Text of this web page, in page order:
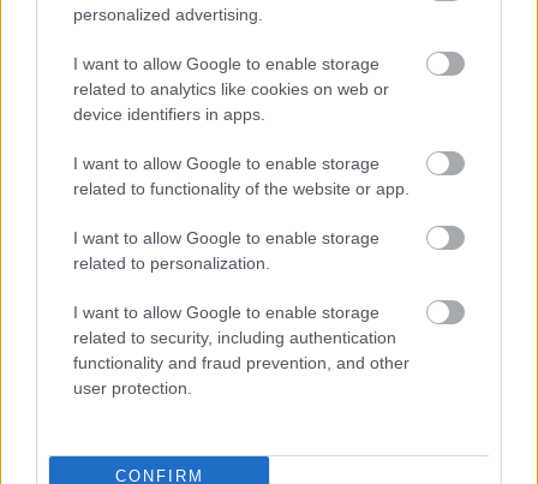
personalized advertising.
I want to allow Google to enable storage
related to analytics like cookies on web or
device identifiers in apps.
I want to allow Google to enable storage
related to functionality of the website or app.
I want to allow Google to enable storage
related to personalization.
I want to allow Google to enable storage
related to security, including authentication
functionality and fraud prevention, and other
user protection.
CONFIRM
A világ legkifinomultabb reggelije: 3
2018. október 26.
Egészen hihetetlenül fantasztikus reggelit kaptam